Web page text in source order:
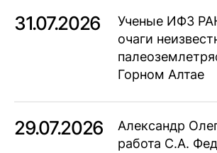
31.07.2026
Ученые ИФЗ
очаги
Горном Алтае
29.07.2026
Александр
работа С.А.